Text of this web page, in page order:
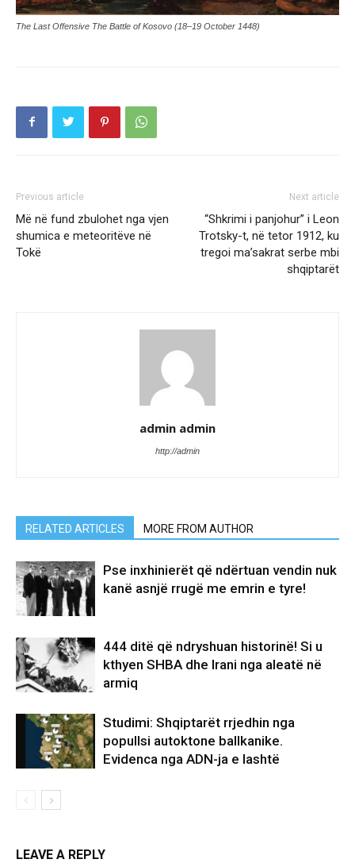
The Last Offensive The Battle of Kosovo (18–19 October 1448)
Previous article
Më në fund zbulohet nga vjen
shumica e meteoritëve në
Tokë
Next article
“Shkrimi i panjohur” i Leon
Trotsky-t, në tetor 1912, ku
tregoi ma’sakrat serbe mbi
shqiptarët
admin admin
http://admin
RELATED ARTICLES MORE FROM AUTHOR
Pse inxhinierët që ndërtuan vendin nuk
kanë asnjë rrugë me emrin e tyre!
444 ditë që ndryshuan historinë! Si u
kthyen SHBA dhe Irani nga aleatë në
armiq
Studimi: Shqiptarët rrjedhin nga
popullsi autoktone ballkanike.
Evidenca nga ADN-ja e lashtë
LEAVE A REPLY